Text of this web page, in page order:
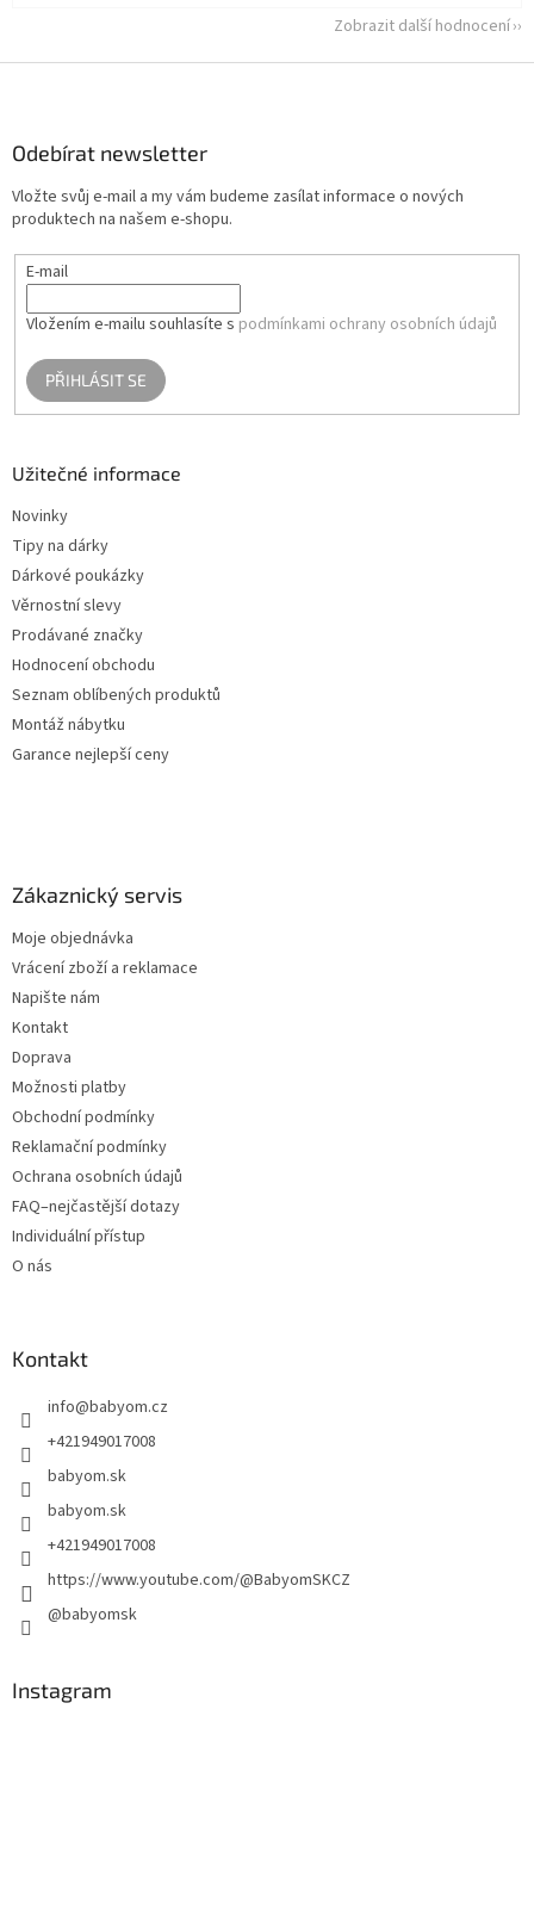
Zobrazit další hodnocení
Odebírat newsletter
Vložte svůj e-mail a my vám budeme zasílat informace o nových
produktech na našem e-shopu.
E-mail
Vložením e-mailu souhlasíte s podmínkami ochrany osobních údajů
PŘIHLÁSIT SE
Užitečné informace
Novinky
Tipy na dárky
Dárkové poukázky
Věrnostní slevy
Prodávané značky
Hodnocení obchodu
Seznam oblíbených produktů
Montáž nábytku
Garance nejlepší ceny
Zákaznický servis
Moje objednávka
Vrácení zboží a reklamace
Napište nám
Kontakt
Doprava
Možnosti platby
Obchodní podmínky
Reklamační podmínky
Ochrana osobních údajů
FAQ–nejčastější dotazy
Individuální přístup
O nás
Kontakt
info@babyom.cz
+421949017008
babyom.sk
babyom.sk
+421949017008
https://www.youtube.com/@BabyomSKCZ
@babyomsk
Instagram